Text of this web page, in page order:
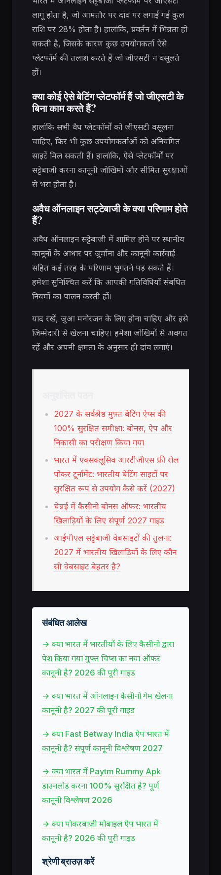
लागू होता है, जो आमतौर पर दांव पर लगाई गई कुल
राशि पर 28% होता है। हालांकि, प्रवर्तन में भिन्नता हो
सकती है, जिसके कारण कुछ उपयोगकर्ता ऐसे
प्लेटफॉर्म की तलाश करते हैं जो जीएसटी न वसूलते
हों।
क्या कोई ऐसे बेटिंग प्लेटफॉर्म हैं जो जीएसटी के
बिना काम करते हैं?
हालांकि सभी वैध प्लेटफॉर्मों को जीएसटी वसूलना
चाहिए, फिर भी कुछ उपयोगकर्ताओं को अनियमित
साइटें मिल सकती हैं। हालांकि, ऐसे प्लेटफॉर्मों पर
सट्टेबाजी करना कानूनी जोखिमों और सीमित सुरक्षाओं
से भरा होता है।
अवैध ऑनलाइन सट्टेबाजी के क्या परिणाम होते
हैं?
अवैध ऑनलाइन सट्टेबाजी में शामिल होने पर स्थानीय
कानूनों के आधार पर जुर्माना और कानूनी कार्रवाई
सहित कई तरह के परिणाम भुगतने पड़ सकते हैं।
हमेशा सुनिश्चित करें कि आपकी गतिविधियाँ संबंधित
नियमों का पालन करती हों।
याद रखें, जुआ मनोरंजन के लिए होना चाहिए और इसे
जिम्मेदारी से खेलना चाहिए। हमेशा जोखिमों से अवगत
रहें और अपनी क्षमता के अनुसार ही दांव लगाएं।
2027 के सर्वश्रेष्ठ मुफ़्त बेटिंग ऐप्स की
100% सुरक्षित समीक्षा: बोनस, ऐप और
निकासी का परीक्षण किया गया
भारत में एक्सक्लूसिव आरटीजीएस फ्री रोल
पोकर टूर्नामेंट: भारतीय बेटिंग साइटों पर
सुरक्षित रूप से उपयोग कैसे करें (2027)
चेन्नई में कैसीनो बोनस ऑफर: भारतीय
खिलाड़ियों के लिए संपूर्ण 2027 गाइड
आईपीएल सट्टेबाजी वेबसाइटों की तुलना:
2027 में भारतीय खिलाड़ियों के लिए कौन
सी वेबसाइट बेहतर है?
संबंधित आलेख
→ क्या भारत में भारतीयों के लिए कैसीनो द्वारा
पेश किया गया मुफ्त चिप्स का नया ऑफर
कानूनी है? 2026 की पूरी गाइड
→ क्या भारत में ऑनलाइन कैसीनो गेम खेलना
कानूनी है? 2027 की पूरी गाइड
→ क्या Fast Betway India ऐप भारत में
कानूनी है? संपूर्ण कानूनी विश्लेषण 2027
→ क्या भारत में Paytm Rummy Apk
डाउनलोड करना 100% सुरक्षित है? पूर्ण
कानूनी विश्लेषण 2026
→ क्या पोकरबाज़ी मोबाइल ऐप भारत में
कानूनी है? 2026 की पूरी गाइड
श्रेणी ब्राउज़ करें